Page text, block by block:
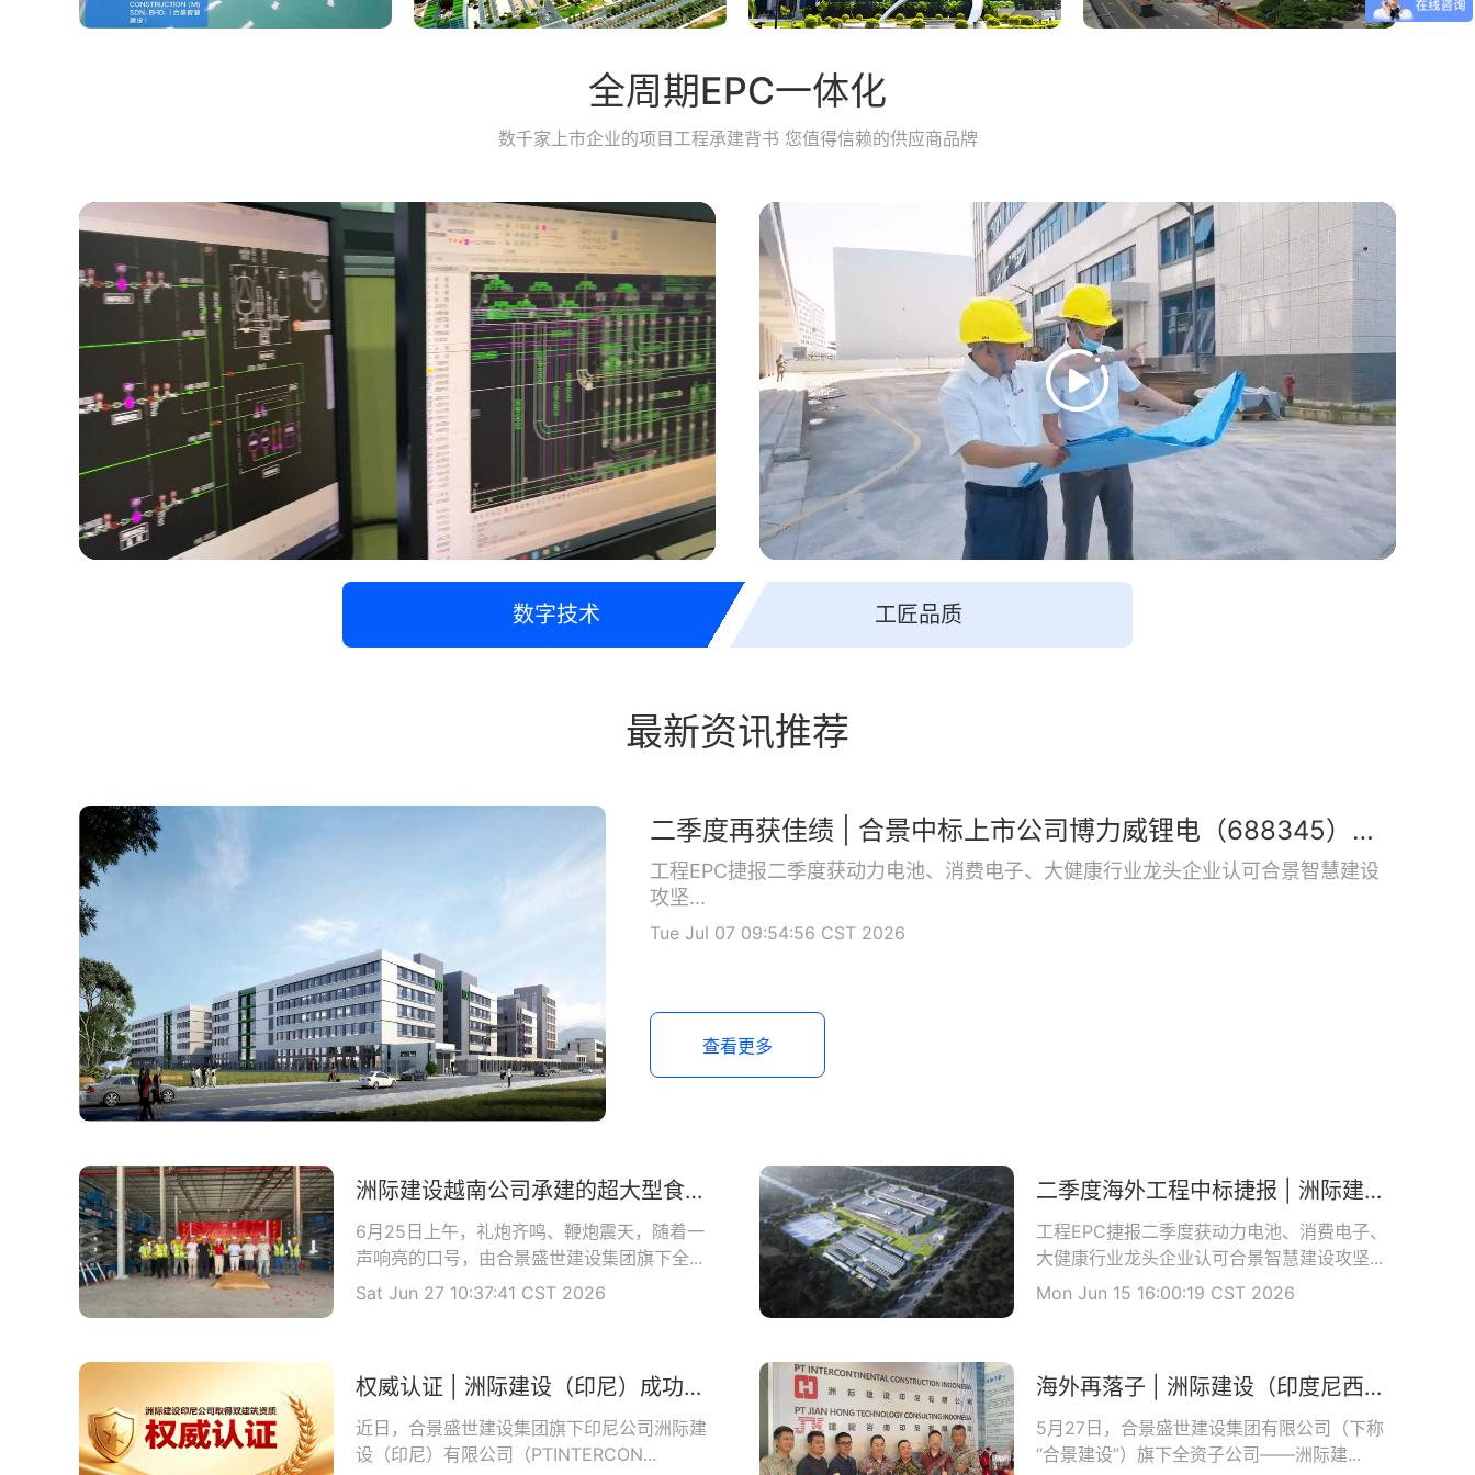
全周期EPC一体化
数千家上市企业的项目工程承建背书 您值得信赖的供应商品牌
数字技术 工匠品质
最新资讯推荐
二季度再获佳绩 | 合景中标上市公司博力威锂电（688345）项目
工程EPC捷报二季度获动力电池、消费电子、大健康行业龙头企业认可合景智慧建设
攻坚...
Tue Jul 07 09:54:56 CST 2026
查看更多
洲际建设越南公司承建的超大型食品基地正式开工
6月25日上午，礼炮齐鸣、鞭炮震天，随着一
声响亮的口号，由合景盛世建设集团旗下全...
Sat Jun 27 10:37:41 CST 2026
二季度海外工程中标捷报 | 洲际建设马来公司中标理士国际项目
工程EPC捷报二季度获动力电池、消费电子、
大健康行业龙头企业认可合景智慧建设攻坚...
Mon Jun 15 16:00:19 CST 2026
权威认证 | 洲际建设（印尼）成功取得印尼政府颁发的工业建筑与钢结构双资质
近日，合景盛世建设集团旗下印尼公司洲际建
设（印尼）有限公司（PTINTERCON...
海外再落子 | 洲际建设（印度尼西亚）有限公司开业庆典圆满举办
5月27日，合景盛世建设集团有限公司（下称
“合景建设”）旗下全资子公司——洲际建...